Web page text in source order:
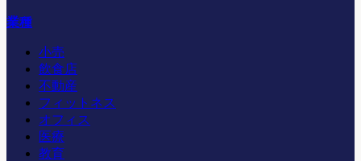
業種
小売
飲食店
不動産
フィットネス
オフィス
医療
教育